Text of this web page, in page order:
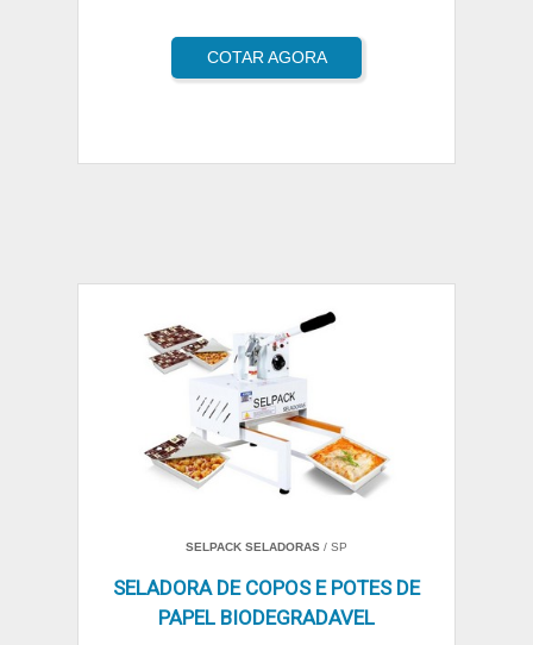
COTAR AGORA
SELPACK SELADORAS / SP
SELADORA DE COPOS E POTES DE
PAPEL BIODEGRADAVEL